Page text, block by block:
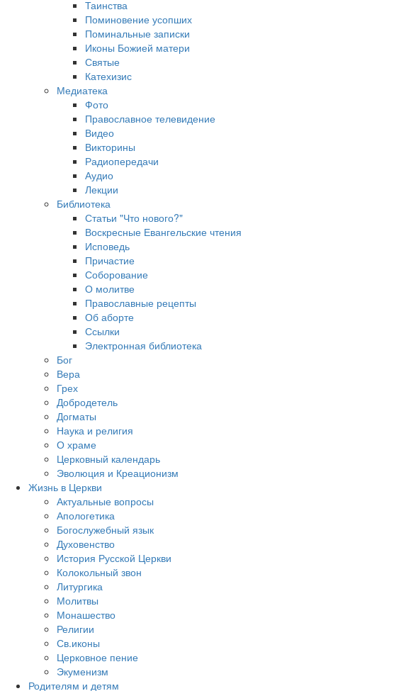
Таинства
Поминовение усопших
Поминальные записки
Иконы Божией матери
Святые
Катехизис
Медиатека
Фото
Православное телевидение
Видео
Викторины
Радиопередачи
Аудио
Лекции
Библиотека
Статьи "Что нового?"
Воскресные Евангельские чтения
Исповедь
Причастие
Соборование
О молитве
Православные рецепты
Об аборте
Ссылки
Электронная библиотека
Бог
Вера
Грех
Добродетель
Догматы
Наука и религия
О храме
Церковный календарь
Эволюция и Креационизм
Жизнь в Церкви
Актуальные вопросы
Апологетика
Богослужебный язык
Духовенство
История Русской Церкви
Колокольный звон
Литургика
Молитвы
Монашество
Религии
Св.иконы
Церковное пение
Экуменизм
Родителям и детям